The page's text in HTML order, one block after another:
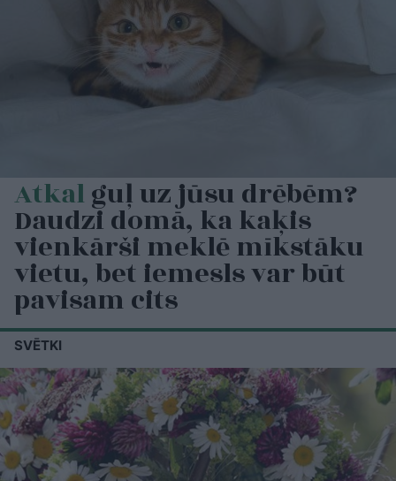
Atkalguļ uz jūsu drēbēm?
Daudzi domā, ka kaķis
vienkārši meklē mīkstāku
vietu, bet iemesls var būt
pavisam cits
SVĒTKI